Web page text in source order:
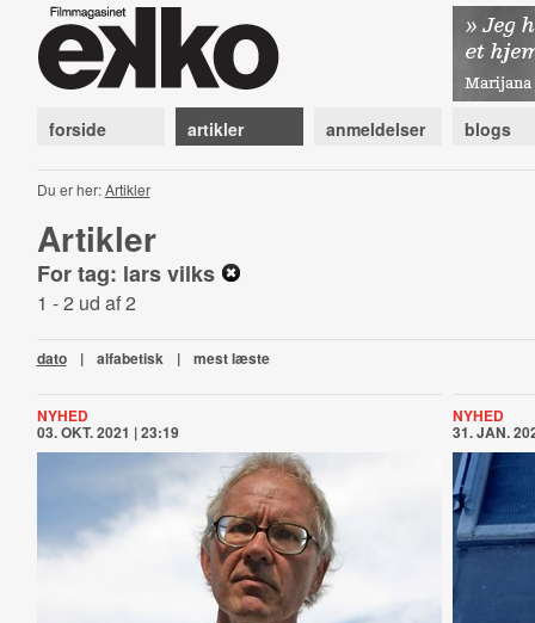
forside artikler anmeldelser blogs
Du er her:Artikler
Artikler
For tag: lars vilks
1 - 2 ud af 2
dato | alfabetisk | mest læste
NYHED
03. OKT. 2021 | 23:19
NYHED
31. JAN.